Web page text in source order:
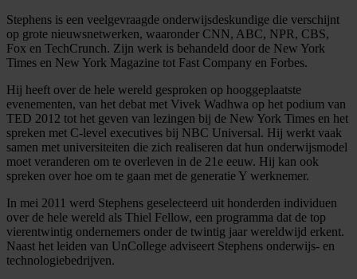
Stephens is een veelgevraagde onderwijsdeskundige die verschijnt
op grote nieuwsnetwerken, waaronder CNN, ABC, NPR, CBS,
Fox en TechCrunch. Zijn werk is behandeld door de New York
Times en New York Magazine tot Fast Company en Forbes.
Hij heeft over de hele wereld gesproken op hooggeplaatste
evenementen, van het debat met Vivek Wadhwa op het podium van
TED 2012 tot het geven van lezingen bij de New York Times en het
spreken met C-level executives bij NBC Universal. Hij werkt vaak
samen met universiteiten die zich realiseren dat hun onderwijsmodel
moet veranderen om te overleven in de 21e eeuw. Hij kan ook
spreken over hoe om te gaan met de generatie Y werknemer.
In mei 2011 werd Stephens geselecteerd uit honderden individuen
over de hele wereld als Thiel Fellow, een programma dat de top
vierentwintig ondernemers onder de twintig jaar wereldwijd erkent.
Naast het leiden van UnCollege adviseert Stephens onderwijs- en
technologiebedrijven.